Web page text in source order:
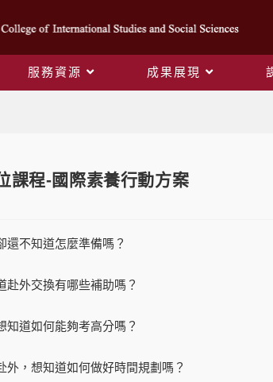
服務資源 成果展現
課程-國際素養行動方案
還不知道怎麼準備嗎？
赴外交換有哪些補助嗎？
知道如何能夠考高分嗎？
外，想知道如何做好時間規劃嗎？